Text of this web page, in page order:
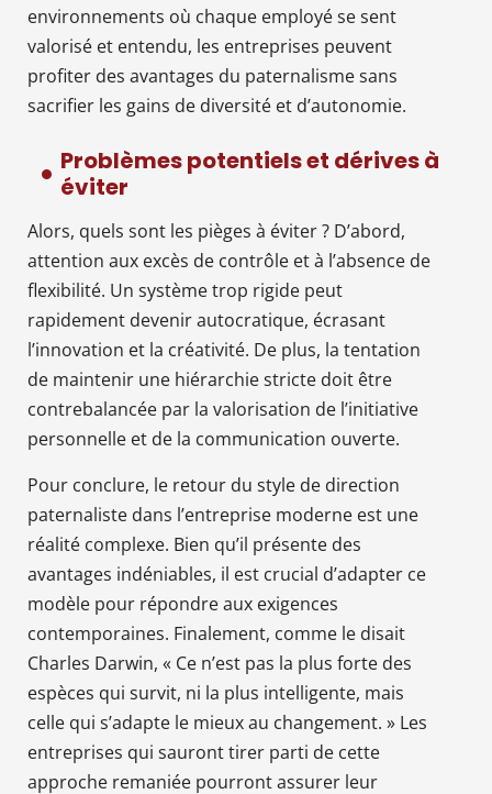
environnements où chaque employé se sent
valorisé et entendu, les entreprises peuvent
profiter des avantages du paternalisme sans
sacrifier les gains de diversité et d’autonomie.
Problèmes potentiels et dérives à
éviter
Alors, quels sont les pièges à éviter ? D’abord,
attention aux excès de contrôle et à l’absence de
flexibilité. Un système trop rigide peut
rapidement devenir autocratique, écrasant
l’innovation et la créativité. De plus, la tentation
de maintenir une hiérarchie stricte doit être
contrebalancée par la valorisation de l’initiative
personnelle et de la communication ouverte.
Pour conclure, le retour du style de direction
paternaliste dans l’entreprise moderne est une
réalité complexe. Bien qu’il présente des
avantages indéniables, il est crucial d’adapter ce
modèle pour répondre aux exigences
contemporaines. Finalement, comme le disait
Charles Darwin, « Ce n’est pas la plus forte des
espèces qui survit, ni la plus intelligente, mais
celle qui s’adapte le mieux au changement. » Les
entreprises qui sauront tirer parti de cette
approche remaniée pourront assurer leur